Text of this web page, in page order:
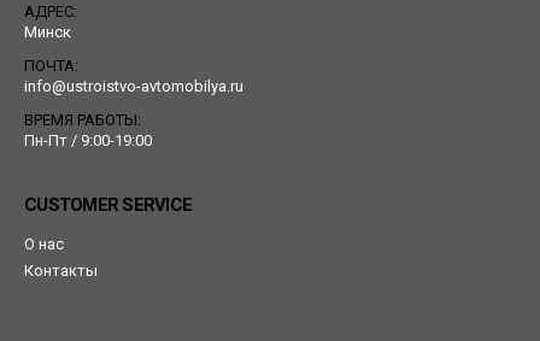
АДРЕС:
Минск
ПОЧТА:
info@ustroistvo-avtomobilya.ru
ВРЕМЯ РАБОТЫ:
Пн-Пт / 9:00-19:00
CUSTOMER SERVICE
О нас
Контакты